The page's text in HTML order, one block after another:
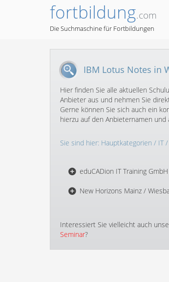
fortbildung.com
Die Suchmaschine für Fortbildungen
IBM Lotus Notes in
Hier finden Sie alle aktuellen
Anbieter aus und nehmen Sie
Gerne können Sie sich auch ein
hierzu auf den Anbieternamen
Sie sind hier: Hauptkategorien / IT/
eduCADion IT Training
New Horizons Mainz /
Interessiert Sie vielleicht auch
Seminar?